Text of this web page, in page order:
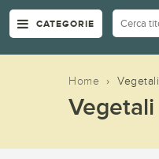
CATEGORIE
Home › Vegetali
Vegetali